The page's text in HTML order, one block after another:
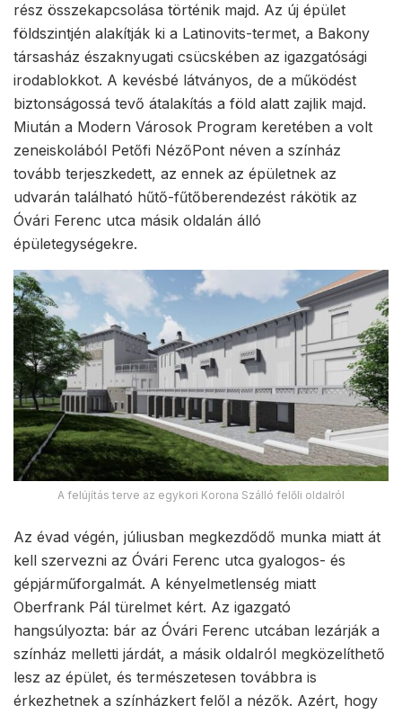
rész összekapcsolása történik majd. Az új épület
földszintjén alakítják ki a Latinovits-termet, a Bakony
társasház északnyugati csücskében az igazgatósági
irodablokkot. A kevésbé látványos, de a működést
biztonságossá tevő átalakítás a föld alatt zajlik majd.
Miután a Modern Városok Program keretében a volt
zeneiskolából Petőfi NézőPont néven a színház
tovább terjeszkedett, az ennek az épületnek az
udvarán található hűtő-fűtőberendezést rákötik az
Óvári Ferenc utca másik oldalán álló
épületegységekre.
A felújítás terve az egykori Korona Szálló felőli oldalról
Az évad végén, júliusban megkezdődő munka miatt át
kell szervezni az Óvári Ferenc utca gyalogos- és
gépjárműforgalmát. A kényelmetlenség miatt
Oberfrank Pál türelmet kért. Az igazgató
hangsúlyozta: bár az Óvári Ferenc utcában lezárják a
színház melletti járdát, a másik oldalról megközelíthető
lesz az épület, és természetesen továbbra is
érkezhetnek a színházkert felől a nézők. Azért, hogy